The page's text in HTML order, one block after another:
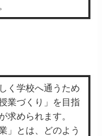
く学校へ通うため
業づくり」を目指
求められます。
」とは、どのよう